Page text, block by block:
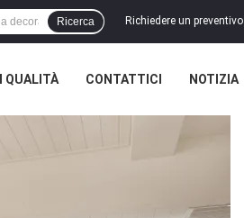
Richiedere un preventivo
Ricerca
QUALITÀ CONTATTICI NOTIZIA